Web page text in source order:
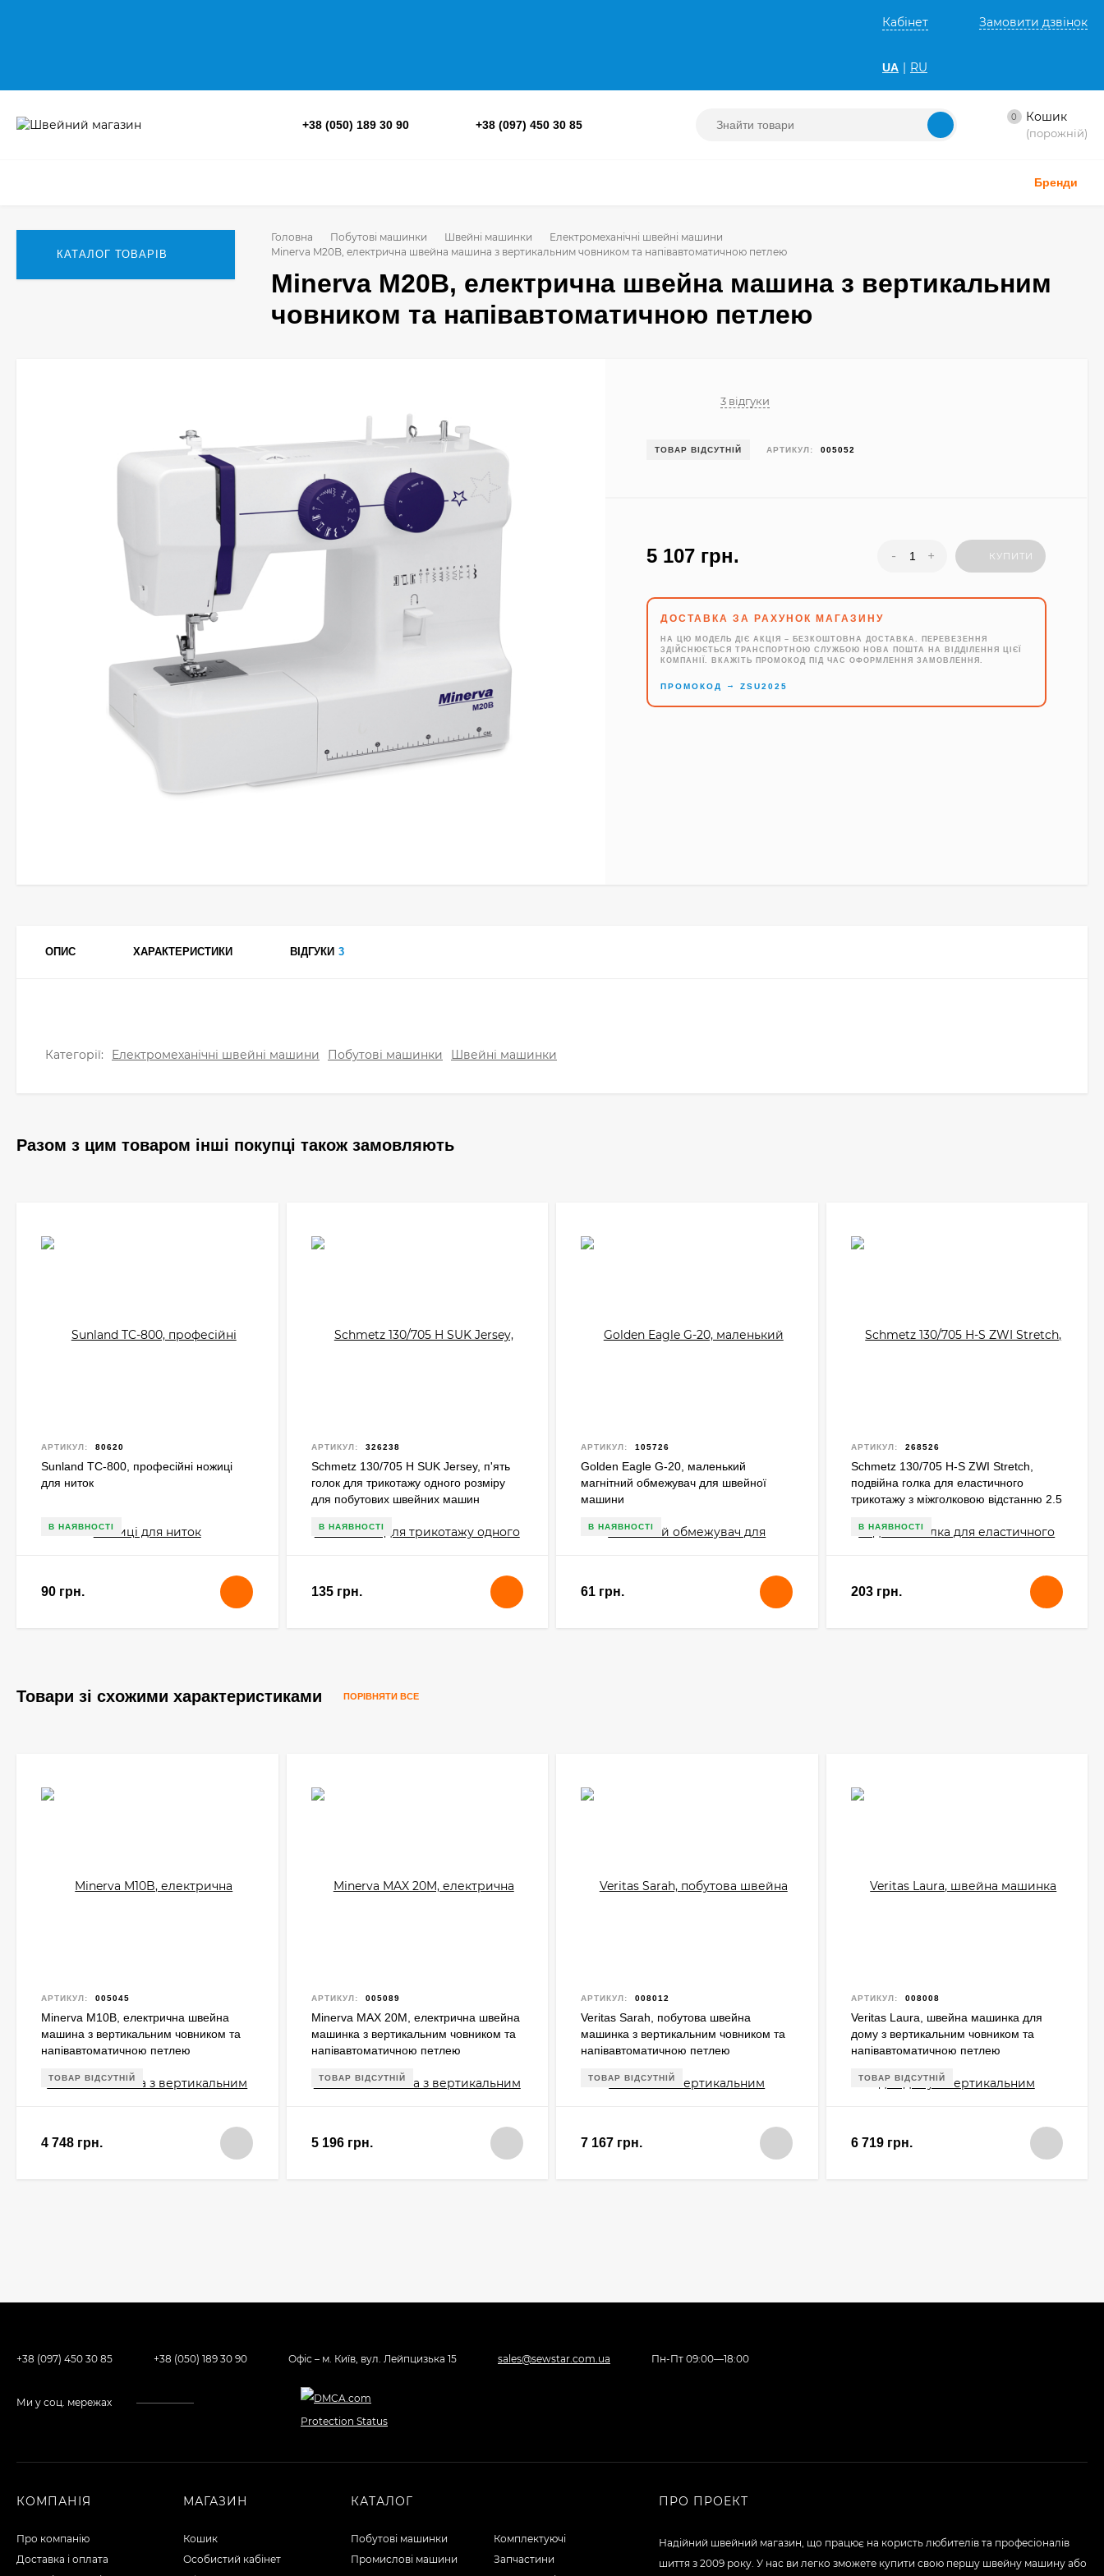
Кабінет Замовити дзвінок
UA | RU
+38 (050) 189 30 90 +38 (097) 450 30 85
0 Кошик
(порожній)
Бренди
КАТАЛОГ ТОВАРІВ
Головна Побутові машинки Швейні машинки
Електромеханічні швейні машини
Minerva M20B, електрична швейна машина з вертикальним човником та напівавтоматичною петлею
Minerva M20B, електрична швейна машина з вертикальним
човником та напівавтоматичною петлею
3 відгуки
ТОВАР ВІДСУТНІЙ АРТИКУЛ: 005052
5 107 грн. - + КУПИТИ
ДОСТАВКА ЗА РАХУНОК МАГАЗИНУ
НА ЦЮ МОДЕЛЬ ДІЄ АКЦІЯ – БЕЗКОШТОВНА ДОСТАВКА. ПЕРЕВЕЗЕННЯ
ЗДІЙСНЮЄТЬСЯ ТРАНСПОРТНОЮ СЛУЖБОЮ НОВА ПОШТА НА ВІДДІЛЕННЯ ЦІЄЇ
КОМПАНІЇ. ВКАЖІТЬ ПРОМОКОД ПІД ЧАС ОФОРМЛЕННЯ ЗАМОВЛЕННЯ.
ПРОМОКОД → ZSU2025
ОПИС ХАРАКТЕРИСТИКИ ВІДГУКИ 3
Категорії: Електромеханічні швейні машини Побутові машинки Швейні машинки
Разом з цим товаром інші покупці також замовляють
АРТИКУЛ: 80620
Sunland TC-800, професійні ножиці
для ниток
В НАЯВНОСТІ
90 грн.
АРТИКУЛ: 326238
Schmetz 130/705 H SUK Jersey, п'ять
голок для трикотажу одного розміру
для побутових швейних машин
В НАЯВНОСТІ
135 грн.
АРТИКУЛ: 105726
Golden Eagle G-20, маленький
магнітний обмежувач для швейної
машини
В НАЯВНОСТІ
61 грн.
АРТИКУЛ: 268526
Schmetz 130/705 H-S ZWI Stretch,
подвійна голка для еластичного
трикотажу з міжголковою відстанню 2.5
В НАЯВНОСТІ
203 грн.
Товари зі схожими характеристиками ПОРІВНЯТИ ВСЕ
АРТИКУЛ: 005045
Minerva M10B, електрична швейна
машина з вертикальним човником та
напівавтоматичною петлею
ТОВАР ВІДСУТНІЙ
4 748 грн.
АРТИКУЛ: 005089
Minerva MAX 20M, електрична швейна
машинка з вертикальним човником та
напівавтоматичною петлею
ТОВАР ВІДСУТНІЙ
5 196 грн.
АРТИКУЛ: 008012
Veritas Sarah, побутова швейна
машинка з вертикальним човником та
напівавтоматичною петлею
ТОВАР ВІДСУТНІЙ
7 167 грн.
АРТИКУЛ: 008008
Veritas Laura, швейна машинка для
дому з вертикальним човником та
напівавтоматичною петлею
ТОВАР ВІДСУТНІЙ
6 719 грн.
+38 (097) 450 30 85 +38 (050) 189 30 90 Офіс – м. Київ, вул. Лейпцизька 15 sales@sewstar.com.ua Пн-Пт 09:00—18:00
Ми у соц. мережах
КОМПАНІЯ
Про компанію
Доставка і оплата
МАГАЗИН
Кошик
Особистий кабінет
КАТАЛОГ
Побутові машинки
Промислові машини
Комплектуючі
Запчастини
ПРО ПРОЕКТ
Надійний швейний магазин, що працює на користь любителів та професіоналів
шиття з 2009 року. У нас ви легко зможете купити свою першу швейну машину або